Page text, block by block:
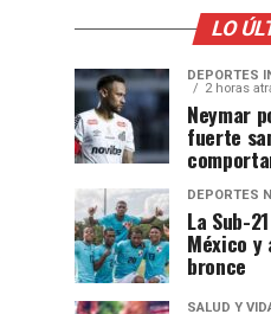
LO
DEPORTES
2 horas
Neymar
fuerte
DEPORTES
La Sub-
México y
bronce
SALUD Y